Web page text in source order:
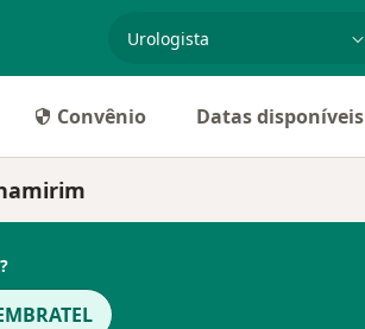
Convênio Datas disponíveis